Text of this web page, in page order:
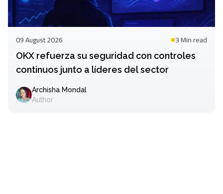
09 August 2026 3 Minread
OKX refuerza su seguridad con controles
continuos junto a líderes del sector
Archisha Mondal
Author